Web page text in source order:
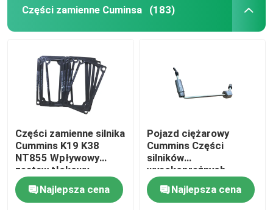
Części zamienne Cuminsa (183)
Części zamienne silnika
Cummins K19 K38
NT855 Wpływowy
zestaw tłokowy
3637396
Najlepsza cena
Pojazd ciężarowy
Cummins Części
silników
wysokoprężnych
Rurociąg paliwowy
oryginalny 3696203
Najlepsza cena